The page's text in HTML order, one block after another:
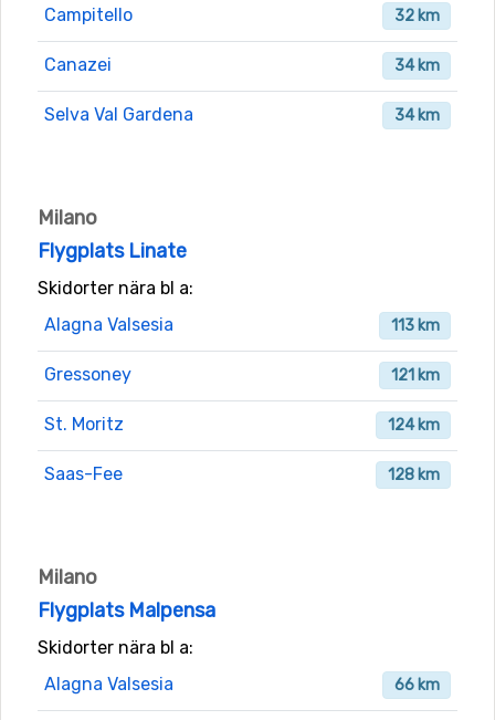
Campitello 32 km
Canazei 34 km
Selva Val Gardena 34 km
Milano
Flygplats Linate
Skidorter nära bl a:
Alagna Valsesia
113 km
Gressoney 121 km
St. Moritz 124 km
Saas-Fee 128 km
Milano
Flygplats Malpensa
Skidorter nära bl a:
Alagna Valsesia
66 km